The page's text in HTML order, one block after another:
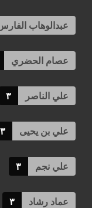
عبدالوهاب
عصام الحضري
علي الناصر ٣
علي بن يحيى ٣
علي نجم ٣
عماد رشاد ٣